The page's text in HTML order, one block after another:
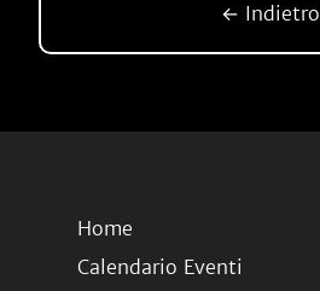
← Indietro
Home
Calendario Eventi